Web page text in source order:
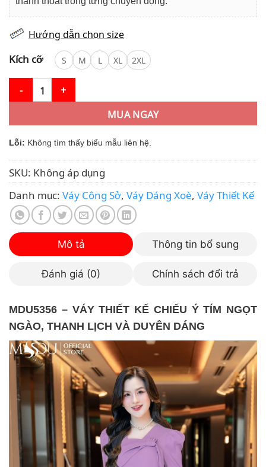
Hướng dẫn chọn size
Kích cỡ S M L XL 2XL
VÁY THIẾT KẾ MDU5356 CHIẾU Ý TÍM NGỌT NGÀO, THANH
MUA NGAY
Lỗi: Không tìm thấy biểu mẫu liên hệ.
SKU:Không áp dụng
Danh mục:Váy Công Sở,Váy Dáng Xoè,Váy Thiết Kế
Mô tả Thông tin bổ sung
Đánh giá (0) Chính sách đổi trả
MDU5356 – VÁY THIẾT KẾ CHIẾU Ý TÍM NGỌT
NGÀO, THANH LỊCH VÀ DUYÊN DÁNG